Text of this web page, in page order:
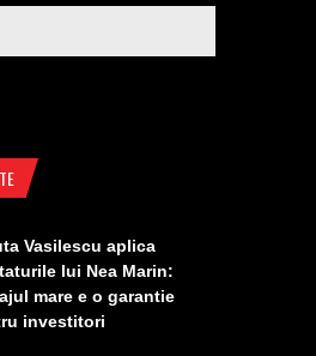
Vasilescu aplica
lui Nea Marin:
mare e o garantie
investitori